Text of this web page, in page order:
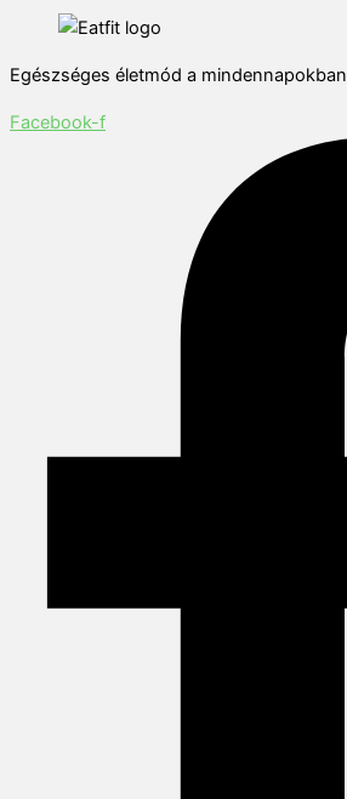
Egészséges életmód a mindennapokban
Facebook-f